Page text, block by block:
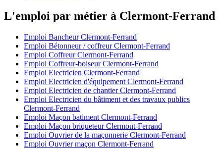
L'emploi par métier à Clermont-Ferrand
Emploi Bancheur Clermont-Ferrand
Emploi Bétonneur / coffreur Clermont-Ferrand
Emploi Coffreur Clermont-Ferrand
Emploi Coffreur-boiseur Clermont-Ferrand
Emploi Electricien Clermont-Ferrand
Emploi Electricien d'équipement Clermont-Ferrand
Emploi Electricien de chantier Clermont-Ferrand
Emploi Electricien du bâtiment et des travaux publics
Clermont-Ferrand
Emploi Maçon batiment Clermont-Ferrand
Emploi Maçon briqueteur Clermont-Ferrand
Emploi Ouvrier de la maçonnerie Clermont-Ferrand
Emploi Ouvrier maçon Clermont-Ferrand